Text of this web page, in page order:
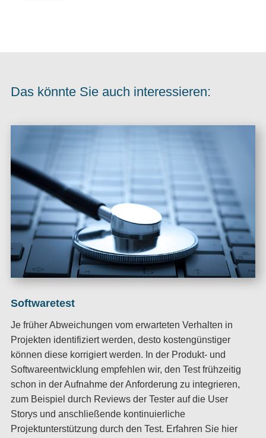
Das könnte Sie auch interessieren:
Softwaretest
Je früher Abweichungen vom erwarteten Verhalten in
Projekten identifiziert werden, desto kostengünstiger
können diese korrigiert werden. In der Produkt- und
Softwareentwicklung empfehlen wir, den Test frühzeitig
schon in der Aufnahme der Anforderung zu integrieren,
zum Beispiel durch Reviews der Tester auf die User
Storys und anschließende kontinuierliche
Projektunterstützung durch den Test. Erfahren Sie hier